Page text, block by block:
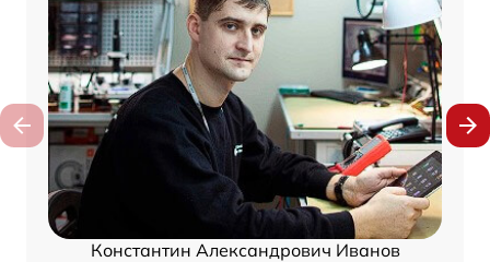
Константин Александрович Иванов